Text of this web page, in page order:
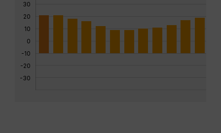
30
20
10
0
-10
-20
-30